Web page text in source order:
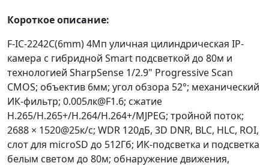
Короткое описание:
F-IC-2242C(6mm) 4Мп уличная цилиндрическая IP-
камера с гибридной Smart подсветкой до 80м и
технологией SharpSense 1/2.9" Progressive Scan
CMOS; объектив 6мм; угол обзора 52°; механический
ИК-фильтр; 0.005лк@F1.6; сжатие
H.265/H.265+/H.264/H.264+/MJPEG; тройной поток;
2688 × 1520@25к/с; WDR 120дБ, 3D DNR, BLC, HLC, ROI,
слот для microSD до 512Гб; ИК-подсветка и подсветка
белым светом до 80м; обнаружение движения,